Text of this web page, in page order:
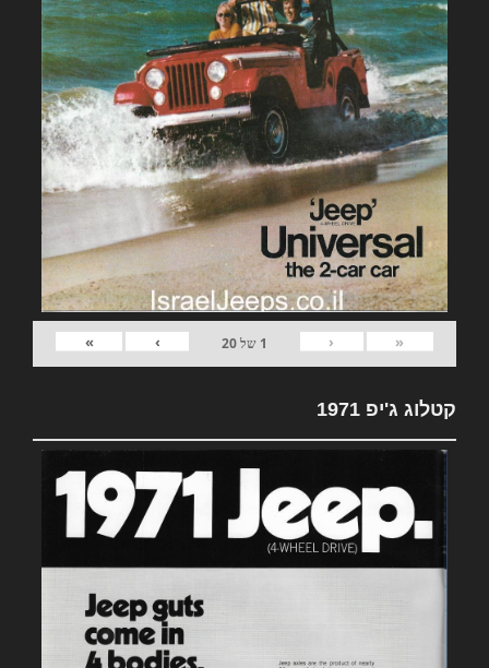
«
‹
1 של20
›
»
קטלוג ג'יפ 1971